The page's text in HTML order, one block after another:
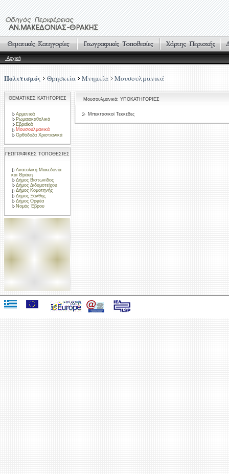
Αρχική
Πολιτισμός Θρησκεία Μνημεία Μουσουλμανικά
ΘΕΜΑΤΙΚΕΣ ΚΑΤΗΓΟΡΙΕΣ
Αρμενικά
Ρωμαιοκαθολικά
Εβραϊκά
Μουσουλμανικά
Ορθόδοξα Χριστιανικά
ΓΕΩΓΡΑΦΙΚΕΣ ΤΟΠΟΘΕΣΙΕΣ
Ανατολική Μακεδονία
και Θράκη
Δήμος Βιστωνίδος
Δήμος Διδυμοτείχου
Δήμος Κομοτηνής
Δήμος Ξάνθης
Δήμος Ορφέα
Νομός Έβρου
Μουσουλμανικά: ΥΠΟΚΑΤΗΓΟΡΙΕΣ
Μπεκτασικοί Τεκκέδες